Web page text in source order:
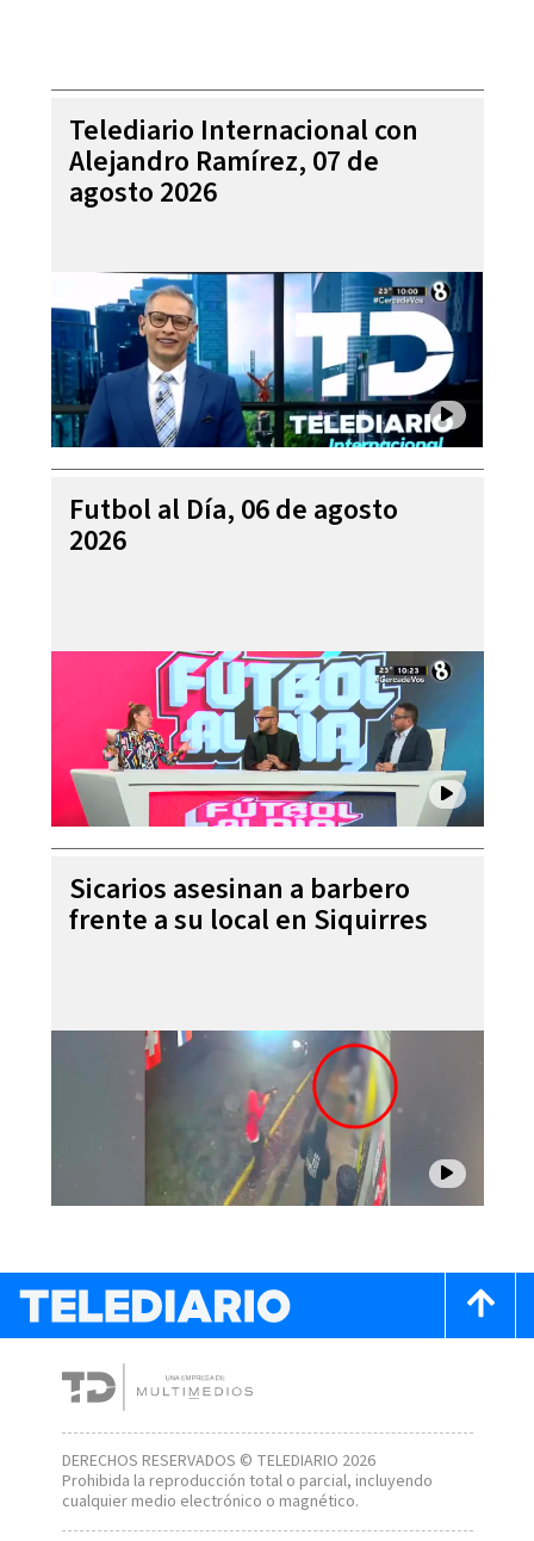
Telediario Internacional con
Alejandro Ramírez, 07 de
agosto 2026
Futbol al Día, 06 de agosto
2026
Sicarios asesinan a barbero
frente a su local en Siquirres
DERECHOS RESERVADOS © TELEDIARIO 2026
Prohibida la reproducción total o parcial, incluyendo
cualquier medio electrónico o magnético.